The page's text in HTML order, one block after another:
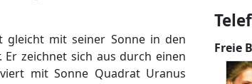
gleicht mit seiner Sonne in den
zeichnet sich aus durch einen
mit Sonne Quadrat Uranus
Freie